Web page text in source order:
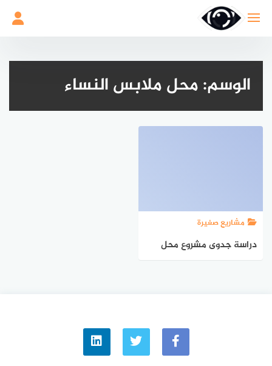
الوسم:محل ملابس النساء
مشاريع صغيرة
دراسة جدوى مشروع محل